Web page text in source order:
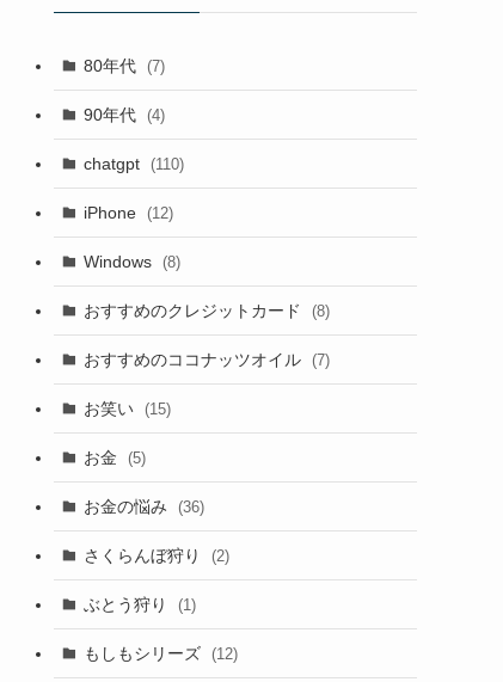
80年代 (7)
90年代 (4)
chatgpt (110)
iPhone (12)
Windows (8)
おすすめのクレジットカード (8)
おすすめのココナッツオイル (7)
お笑い (15)
お金 (5)
お金の悩み (36)
さくらんぼ狩り (2)
ぶとう狩り (1)
もしもシリーズ (12)